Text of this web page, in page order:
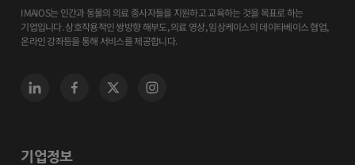
IMAIOS는 인간과 동물의 의료 종사자들을 지원하고 교육하는 것을 목표로 하는
기업입니다. 상호작용적인 쌍방향 해부도, 의료 영상, 임상케이스의 데이타베이스 협업,
온라인 강좌등을 통해 서비스를 제공합니다.
기업정보